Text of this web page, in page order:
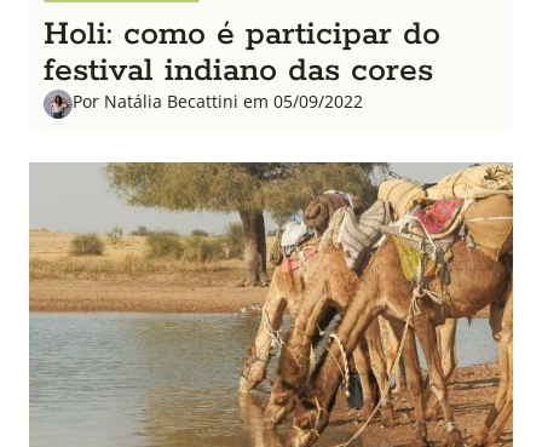
Holi: como é participar do
festival indiano das cores
Por Natália Becattini em 05/09/2022